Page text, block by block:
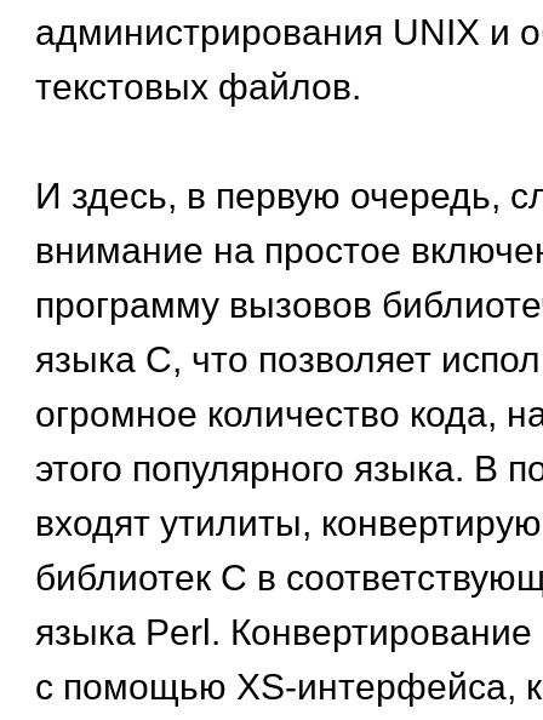
администрирования UNIX и
текстовых файлов.
И здесь, в первую очередь,
внимание на простое
программу вызовов
языка С, что позволяет
огромное количество кода,
этого популярного языка. В
входят утилиты,
библиотек С в
языка Perl. Конвертирование
с помощью XS-интерфейса,